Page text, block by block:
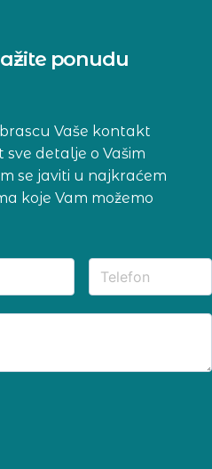
ponudu
Vaše kontakt
detalje o Vašim
se javiti u najkraćem
koje Vam možemo